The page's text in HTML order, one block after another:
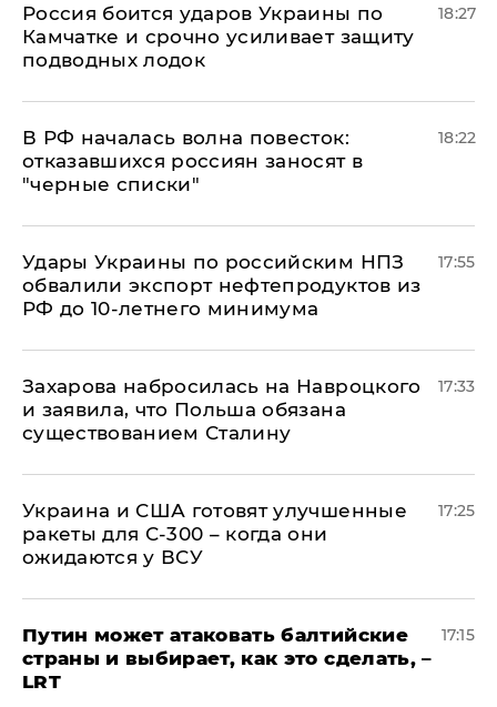
Россия боится ударов Украины по
Камчатке и срочно усиливает защиту
подводных лодок
18:27
​В РФ началась волна повесток:
отказавшихся россиян заносят в
"черные списки"
18:22
Удары Украины по российским НПЗ
обвалили экспорт нефтепродуктов из
РФ до 10-летнего минимума
17:55
​Захарова набросилась на Навроцкого
и заявила, что Польша обязана
существованием Сталину
17:33
Украина и США готовят улучшенные
ракеты для С-300 – когда они
ожидаются у ВСУ
17:25
Путин может атаковать балтийские
страны и выбирает, как это сделать, –
LRT
17:15